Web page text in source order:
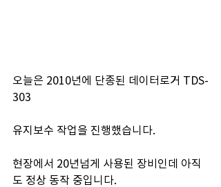
오늘은 2010년에 단종된 데이터로거 TDS-
303
유지보수 작업을 진행했습니다.
현장에서 20년넘게 사용된 장비인데 아직
도 정상 동작 중입니다.